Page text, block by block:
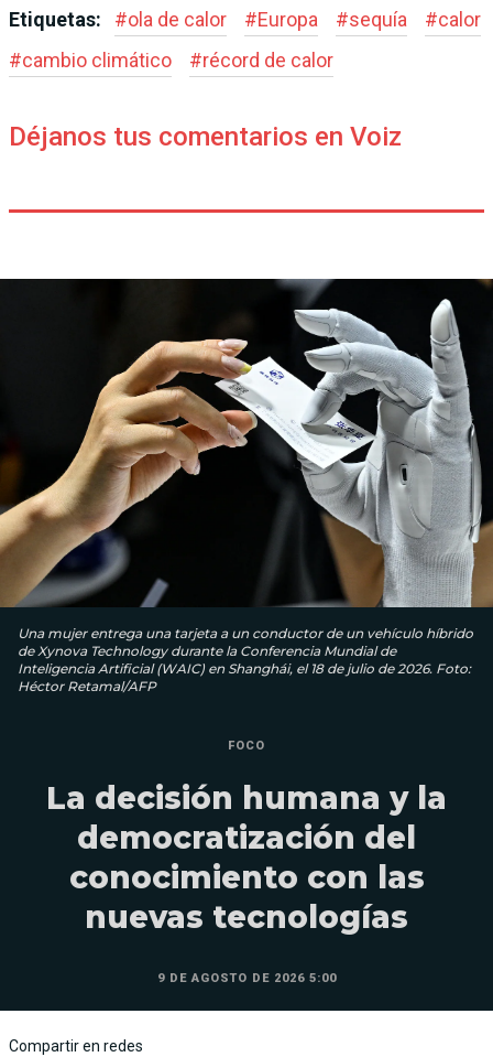
Etiquetas: #ola de calor #Europa #sequía #calor
#cambio climático #récord de calor
Déjanos tus comentarios en Voiz
Una mujer entrega una tarjeta a un conductor de un vehículo híbrido
de Xynova Technology durante la Conferencia Mundial de
Inteligencia Artificial (WAIC) en Shanghái, el 18 de julio de 2026. Foto:
Héctor Retamal/AFP
FOCO
La decisión humana y la
democratización del
conocimiento con las
nuevas tecnologías
9 DE AGOSTO DE 2026 5:00
Compartir en redes